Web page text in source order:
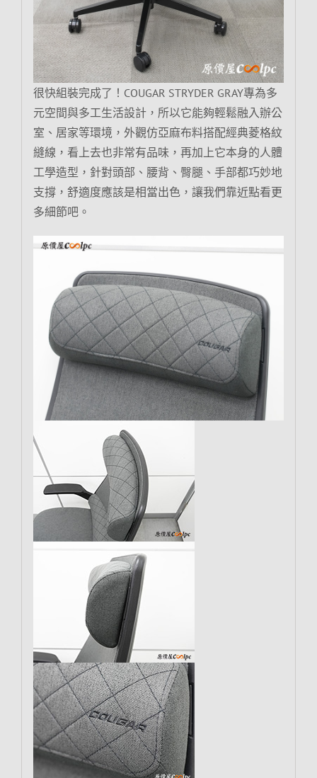
很快組裝完成了！COUGAR STRYDER GRAY專為多
元空間與多工生活設計，所以它能夠輕鬆融入辦公
室、居家等環境，外觀仿亞麻布料搭配經典菱格紋
縫線，看上去也非常有品味，再加上它本身的人體
工學造型，針對頭部、腰背、臀腿、手部都巧妙地
支撐，舒適度應該是相當出色，讓我們靠近點看更
多細節吧。